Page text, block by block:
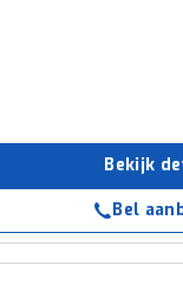
Bekijk
Bel